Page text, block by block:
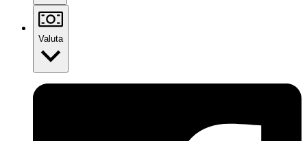
Valuta